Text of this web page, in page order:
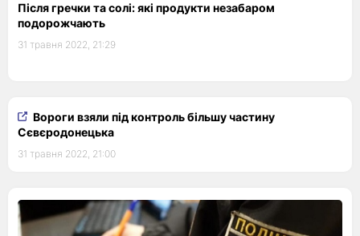
Після гречки та солі: які продукти незабаром
подорожчають
31 травня 2022, 21:29
Вороги взяли під контроль більшу частину
Сєвєродонецька
31 травня 2022, 21:00